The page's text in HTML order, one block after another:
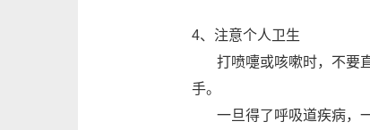
4、注意个人卫生
打喷嚏或咳嗽时，不要直
手。
一旦得了呼吸道疾病，一